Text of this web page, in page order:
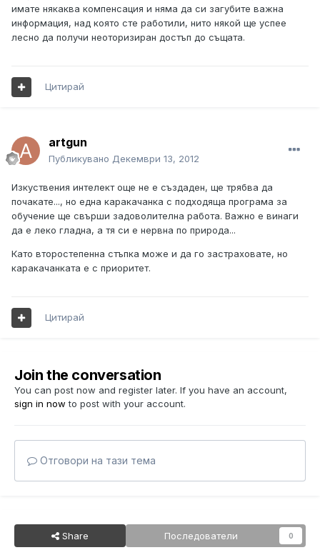
имате някаква компенсация и няма да си загубите важна
информация, над която сте работили, нито някой ще успее
лесно да получи неоторизиран достъп до същата.
Цитирай
artgun
Публикувано Декември 13, 2012
Изкуствения интелект още не е създаден, ще трябва да
почакате..., но една каракачанка с подходяща програма за
обучение ще свърши задоволителна работа. Важно е винаги
да е леко гладна, а тя си е нервна по природа...
Като второстепенна стъпка може и да го застраховате, но
каракачанката е с приоритет.
Цитирай
Join the conversation
You can post now and register later. If you have an account,
sign in now to post with your account.
Отговори на тази тема
Share Последователи 0